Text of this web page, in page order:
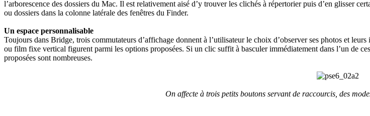
l’arborescence des dossiers du Mac. Il est relativement aisé d’y trouver les clichés à répertorier puis d’en glisser
ou dossiers dans la colonne latérale des fenêtres du Finder.
Un espace personnalisable
Toujours dans Bridge, trois commutateurs d’affichage donnent à l’utilisateur le choix d’observer ses photos et
ou film fixe vertical figurent parmi les options proposées. Si un clic suffit à basculer immédiatement dans l’un de
proposées sont nombreuses.
On affecte à trois petits boutons servant de raccourcis, des